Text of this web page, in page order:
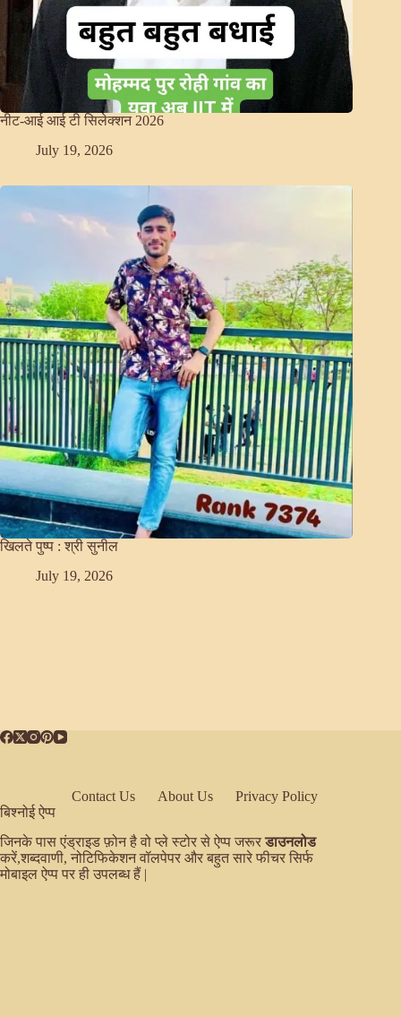
नीट-आई आई टी सिलेक्शन 2026
July 19, 2026
खिलते पुष्प : श्री सुनील
July 19, 2026
Contact Us About Us
Privacy Policy
बिश्नोई ऐप्प
जिनके पास एंड्राइड फ़ोन है वो प्ले स्टोर से ऐप्प जरूरडाउनलोड
करें,शब्दवाणी, नोटिफिकेशन वॉलपेपर और बहुत सारे फीचर सिर्फ
मोबाइल ऐप्प पर ही उपलब्ध हैं |